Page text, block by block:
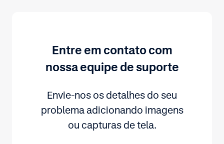
Entre em contato com
nossa equipe de suporte
Envie-nos os detalhes do seu
problema adicionando imagens
ou capturas de tela.